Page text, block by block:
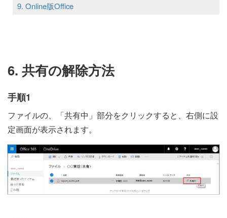
9. Online版Office
6. 共有の解除方法
手順1
ファイルの、「共有中」部分をクリックすると、右側に設
定画面が表示されます。